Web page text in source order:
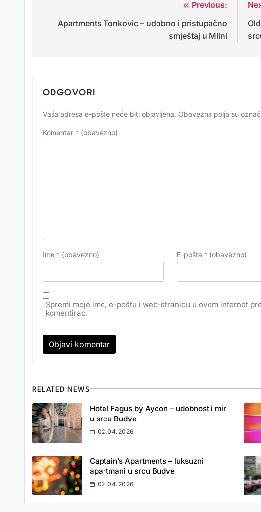
objava
Previous:
Apartments Tonkovic – udobno i pristupačno
smještaj u Mlini
ODGOVORI
Vaša adresa e-pošte neće biti objavljena. Obavezna polja su
Komentar * (obavezno)
Ime * (obavezno) E-pošta * (obavezno)
Spremi moje ime, e-poštu i web-stranicu u ovom internet
komentirao.
Alternative:
RELATED NEWS
Hotel Fagus by Aycon – udobnost i mir
u srcu Budve
02.04.2026
Captain’s Apartments – luksuzni
apartmani u srcu Budve
02.04.2026